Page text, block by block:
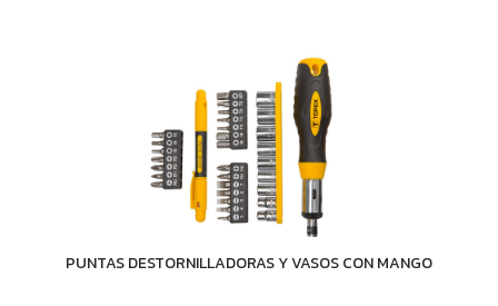
PUNTAS DESTORNILLADORAS Y VASOS CON MANGO